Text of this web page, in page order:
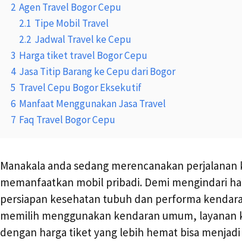
2 Agen Travel Bogor Cepu
2.1 Tipe Mobil Travel
2.2 Jadwal Travel ke Cepu
3 Harga tiket travel Bogor Cepu
4 Jasa Titip Barang ke Cepu dari Bogor
5 Travel Cepu Bogor Eksekutif
6 Manfaat Menggunakan Jasa Travel
7 Faq Travel Bogor Cepu
Manakala anda sedang merencanakan
memanfaatkan mobil pribadi. Demi mengindari
persiapan kesehatan tubuh dan performa
memilih menggunakan kendaran umum, layanan
dengan harga tiket yang lebih hemat bisa menjadi